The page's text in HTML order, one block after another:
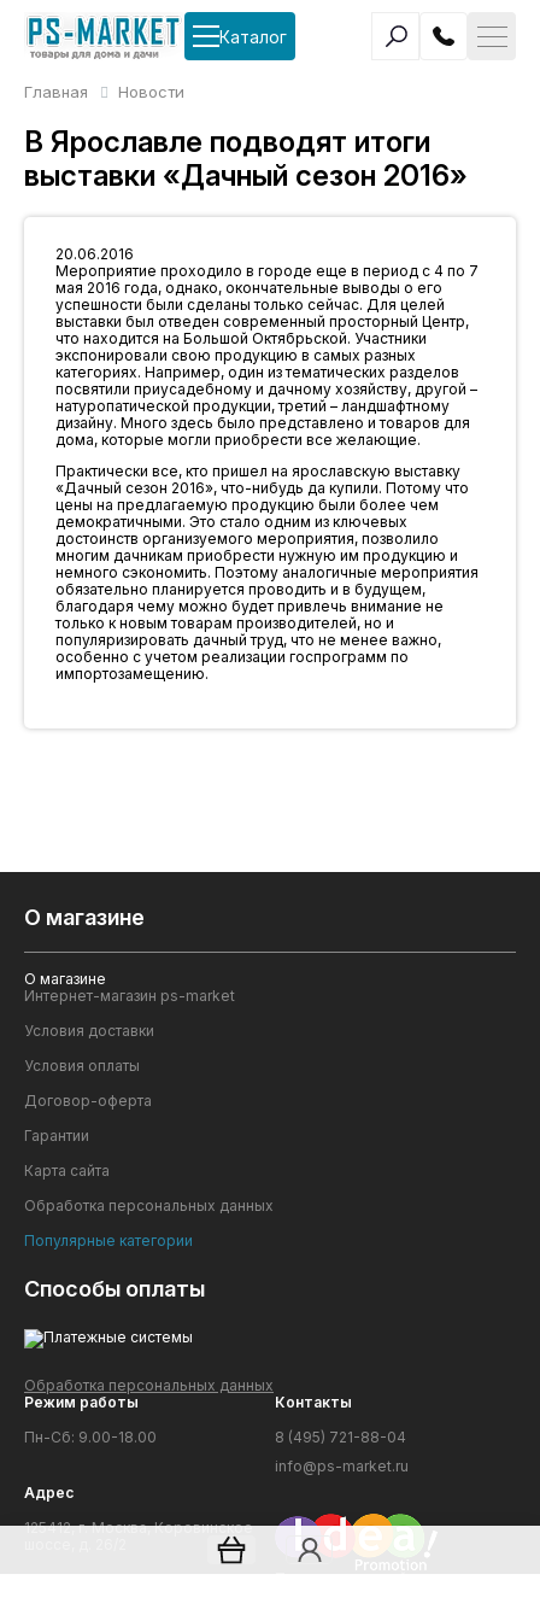
Каталог
Главная Новости
В Ярославле подводят итоги
выставки «Дачный сезон 2016»
20.06.2016
Мероприятие проходило в городе еще в период с 4 по 7
мая 2016 года, однако, окончательные выводы о его
успешности были сделаны только сейчас. Для целей
выставки был отведен современный просторный Центр,
что находится на Большой Октябрьской. Участники
экспонировали свою продукцию в самых разных
категориях. Например, один из тематических разделов
посвятили приусадебному и дачному хозяйству, другой –
натуропатической продукции, третий – ландшафтному
дизайну. Много здесь было представлено и товаров для
дома, которые могли приобрести все желающие.
Практически все, кто пришел на ярославскую выставку
«Дачный сезон 2016», что-нибудь да купили. Потому что
цены на предлагаемую продукцию были более чем
демократичными. Это стало одним из ключевых
достоинств организуемого мероприятия, позволило
многим дачникам приобрести нужную им продукцию и
немного сэкономить. Поэтому аналогичные мероприятия
обязательно планируется проводить и в будущем,
благодаря чему можно будет привлечь внимание не
только к новым товарам производителей, но и
популяризировать дачный труд, что не менее важно,
особенно с учетом реализации госпрограмм по
импортозамещению.
О магазине
О магазине
Интернет-магазин ps-market
Условия доставки
Условия оплаты
Договор-оферта
Гарантии
Карта сайта
Обработка персональных данных
Популярные категории
Способы оплаты
Обработка персональных данных
Режим работы
Пн-Сб: 9.00-18.00
Контакты
8 (495) 721-88-04
info@ps-market.ru
Адрес
125412, г. Москва, Коровинское